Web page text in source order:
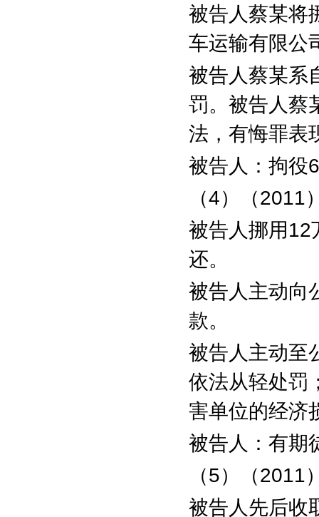
被告人蔡某将
车运输有限公
被告人蔡某系
罚。被告人蔡
法，有悔罪表
被告人：拘役6
（4）（2011
被告人挪用 12
还。
被告人主动向
款。
被告人主动至
依法从轻处罚
害单位的经济
被告人：有期
（5）（2011
被告人先后收